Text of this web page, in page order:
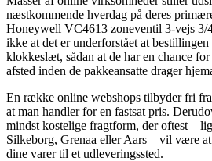
næstkommende hverdag på deres
Honeywell VC4613 zoneventil 3-vejs
ikke at det er underforstået at
klokkeslæt, sådan at de har en chance
afsted inden de pakkeansatte drager
En række online webshops tilbyder fri
at man handler for en fastsat pris.
mindst kostelige fragtform, der oftest –
Silkeborg, Grenaa eller Aars – vil være
dine varer til et udleveringssted.